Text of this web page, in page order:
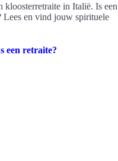
kloosterretraite in Italië. Is een
Lees en vind jouw spirituele
een retraite?